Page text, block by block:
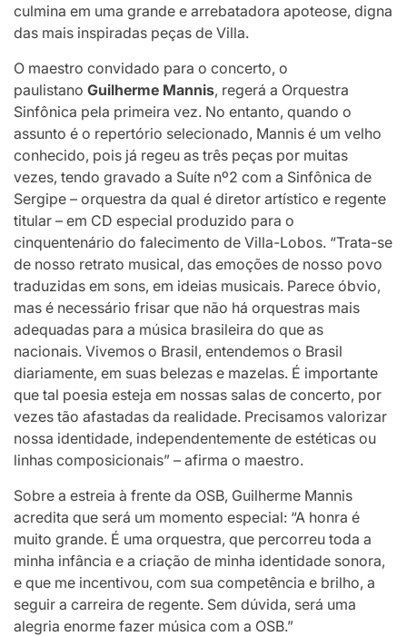
culmina em uma grande e arrebatadora apoteose, digna
das mais inspiradas peças de Villa.
O maestro convidado para o concerto, o
paulistano Guilherme Mannis, regerá a Orquestra
Sinfônica pela primeira vez. No entanto, quando o
assunto é o repertório selecionado, Mannis é um velho
conhecido, pois já regeu as três peças por muitas
vezes, tendo gravado a Suíte nº2 com a Sinfônica de
Sergipe – orquestra da qual é diretor artístico e regente
titular – em CD especial produzido para o
cinquentenário do falecimento de Villa-Lobos. “Trata-se
de nosso retrato musical, das emoções de nosso povo
traduzidas em sons, em ideias musicais. Parece óbvio,
mas é necessário frisar que não há orquestras mais
adequadas para a música brasileira do que as
nacionais. Vivemos o Brasil, entendemos o Brasil
diariamente, em suas belezas e mazelas. É importante
que tal poesia esteja em nossas salas de concerto, por
vezes tão afastadas da realidade. Precisamos valorizar
nossa identidade, independentemente de estéticas ou
linhas composicionais” – afirma o maestro.
Sobre a estreia à frente da OSB, Guilherme Mannis
acredita que será um momento especial: “A honra é
muito grande. É uma orquestra, que percorreu toda a
minha infância e a criação de minha identidade sonora,
e que me incentivou, com sua competência e brilho, a
seguir a carreira de regente. Sem dúvida, será uma
alegria enorme fazer música com a OSB.”